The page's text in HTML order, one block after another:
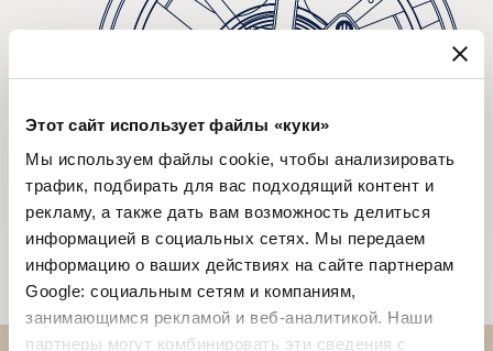
Этот сайт использует файлы «куки»
Мы используем файлы cookie, чтобы анализировать
трафик, подбирать для вас подходящий контент и
рекламу, а также дать вам возможность делиться
информацией в социальных сетях. Мы передаем
информацию о ваших действиях на сайте партнерам
Google: социальным сетям и компаниям,
занимающимся рекламой и веб-аналитикой. Наши
партнеры могут комбинировать эти сведения с